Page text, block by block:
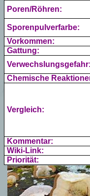
Poren/Röhren:
Sporenpulverfarbe:
Vorkommen:
Gattung:
Verwechslungsgefahr:
Chemische
Vergleich:
Kommentar:
Wiki-Link:
Priorität: